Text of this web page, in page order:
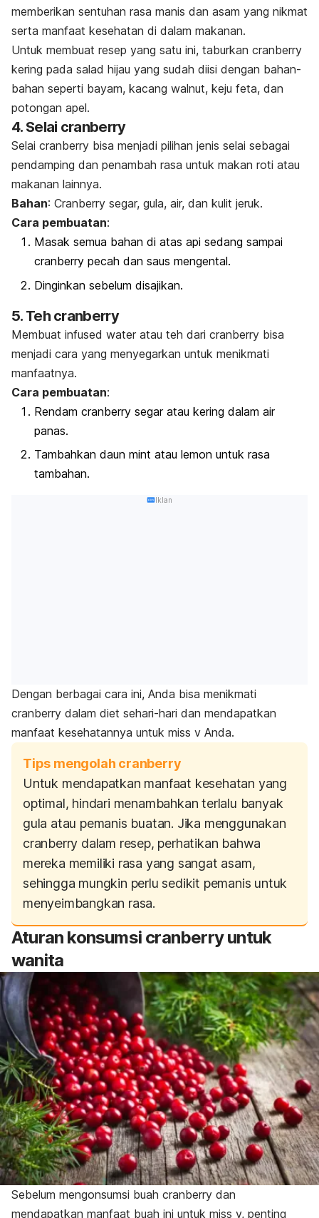
memberikan sentuhan rasa manis dan asam yang nikmat
serta manfaat kesehatan di dalam makanan.
Untuk membuat resep yang satu ini, taburkan cranberry
kering pada salad hijau yang sudah diisi dengan bahan-
bahan seperti bayam, kacang walnut, keju feta, dan
potongan apel.
4. Selai cranberry
Selai cranberry bisa menjadi pilihan jenis selai sebagai
pendamping dan penambah rasa untuk makan roti atau
makanan lainnya.
Bahan: Cranberry segar, gula, air, dan kulit jeruk.
Cara pembuatan:
Masak semua bahan di atas api sedang sampai
cranberry pecah dan saus mengental.
Dinginkan sebelum disajikan.
5. Teh cranberry
Membuat infused water atau teh dari cranberry bisa
menjadi cara yang menyegarkan untuk menikmati
manfaatnya.
Cara pembuatan:
Rendam cranberry segar atau kering dalam air
panas.
Tambahkan daun mint atau lemon untuk rasa
tambahan.
Iklan
Dengan berbagai cara ini, Anda bisa menikmati
cranberry dalam diet sehari-hari dan mendapatkan
manfaat kesehatannya untuk miss v Anda.
Tips mengolah cranberry
Untuk mendapatkan manfaat kesehatan yang
optimal, hindari menambahkan terlalu banyak
gula atau pemanis buatan. Jika menggunakan
cranberry dalam resep, perhatikan bahwa
mereka memiliki rasa yang sangat asam,
sehingga mungkin perlu sedikit pemanis untuk
menyeimbangkan rasa.
Aturan konsumsi cranberry untuk
wanita
Sebelum mengonsumsi buah cranberry dan
mendapatkan manfaat buah ini untuk miss v, penting